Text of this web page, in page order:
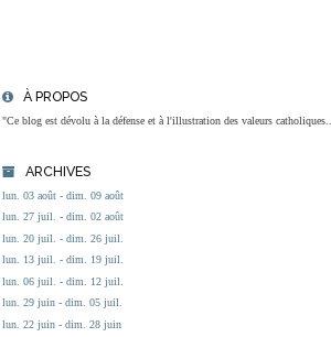
À PROPOS
"Ce blog est dévolu à la défense et à l'illustration des valeurs catholiques...
ARCHIVES
lun. 03 août - dim. 09 août
lun. 27 juil. - dim. 02 août
lun. 20 juil. - dim. 26 juil.
lun. 13 juil. - dim. 19 juil.
lun. 06 juil. - dim. 12 juil.
lun. 29 juin - dim. 05 juil.
lun. 22 juin - dim. 28 juin